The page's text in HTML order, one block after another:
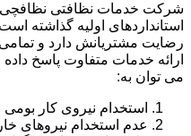
شرکت خدمات نظافتی نظافچی در
استانداردهای اولیه گذاشته
رضایت مشتریانش دارد و
ارائه خدمات متفاوت پاسخ
می توان به:
استخدام نیروی کار بومی
عدم استخدام نیروهای